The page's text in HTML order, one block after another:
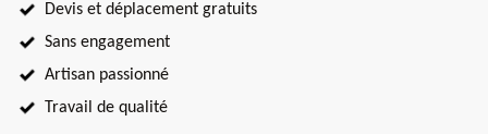
Devis et déplacement gratuits
Sans engagement
Artisan passionné
Travail de qualité